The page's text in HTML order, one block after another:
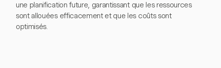
une planification future, garantissant que les ressources
sont allouées efficacement et que les coûts sont
optimisés.